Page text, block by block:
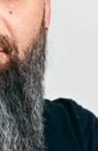
gute Nachricht:
wieder aus,
täglich ab
durchK wie
Walde mit seiner
und hilft dir
Zeit hinweg.
ab und zu die
einfach
um 17 Uhr
auf!